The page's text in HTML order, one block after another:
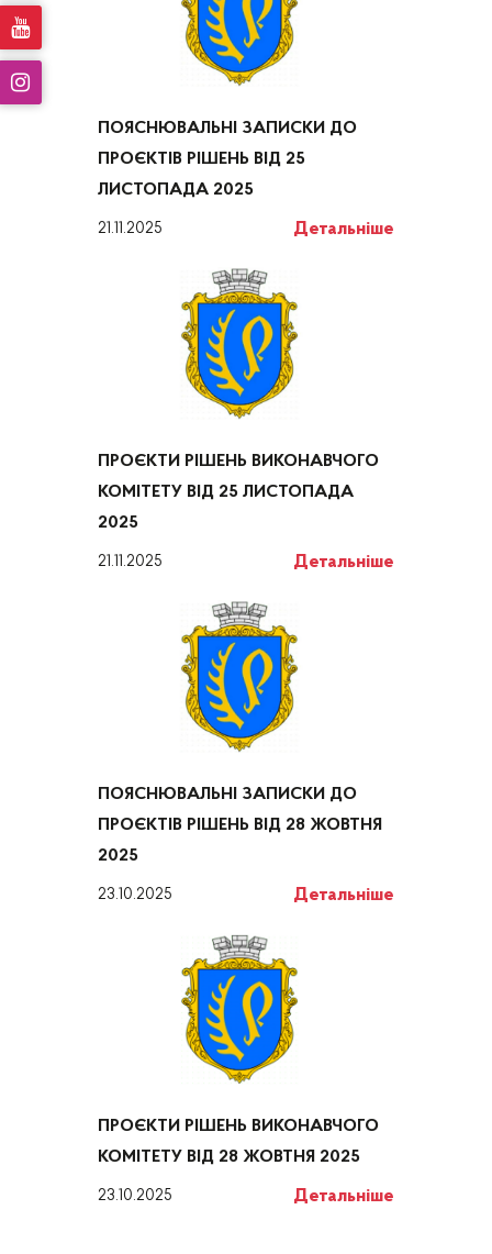
ПОЯСНЮВАЛЬНІ ЗАПИСКИ ДО
ПРОЄКТІВ РІШЕНЬ ВІД 25
ЛИСТОПАДА 2025
21.11.2025 Детальніше
ПРОЄКТИ РІШЕНЬ ВИКОНАВЧОГО
КОМІТЕТУ ВІД 25 ЛИСТОПАДА
2025
21.11.2025 Детальніше
ПОЯСНЮВАЛЬНІ ЗАПИСКИ ДО
ПРОЄКТІВ РІШЕНЬ ВІД 28 ЖОВТНЯ
2025
23.10.2025 Детальніше
ПРОЄКТИ РІШЕНЬ ВИКОНАВЧОГО
КОМІТЕТУ ВІД 28 ЖОВТНЯ 2025
23.10.2025 Детальніше